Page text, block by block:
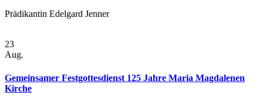
Prädikantin Edelgard Jenner
23
Aug.
Gemeinsamer Festgottesdienst 125 Jahre Maria Magdalenen
Kirche